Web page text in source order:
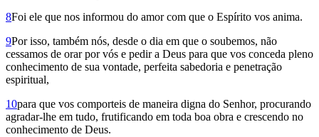
8Foi ele que nos informou do amor com que o Espírito vos anima.
9Por isso, também nós, desde o dia em que o soubemos, não
cessamos de orar por vós e pedir a Deus para que vos conceda pleno
conhe­cimento de sua vontade, perfeita sabedoria e penetração
espiritual,
10para que vos comporteis de maneira digna do Senhor, procurando
agradar-lhe em tudo, frutificando em toda boa obra e crescendo no
conhecimento de Deus.